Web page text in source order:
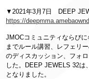
▼2021年3月7日 DEEP
https://
JMOCコミュニティならび
までルール講習、レフェリ
のディスカッション、フォ
した。DEEP JEWELS 32は
となりました。